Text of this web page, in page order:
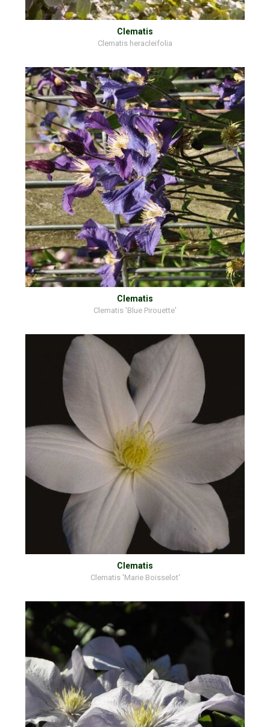
Clematis
Clematis heracleifolia
Clematis
Clematis 'Blue Pirouette'
Clematis
Clematis 'Marie Boisselot'